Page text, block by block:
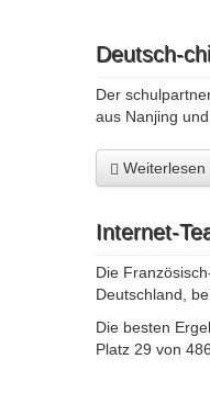
Deutsch-
Der
aus Nanjing
Weiterlesen
Internet-
Die
Deutschland,
Die besten
Platz 29 von